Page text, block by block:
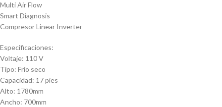
Multi Air Flow
Smart Diagnosis
Compresor Linear Inverter
Especificaciones:
Voltaje: 110 V
Tipo: Frío seco
Capacidad: 17 pies
Alto: 1780mm
Ancho: 700mm